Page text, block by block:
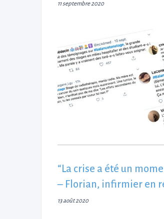
11 septembre 2020
“La crise a été un
– Florian, infirmier en
13 août 2020